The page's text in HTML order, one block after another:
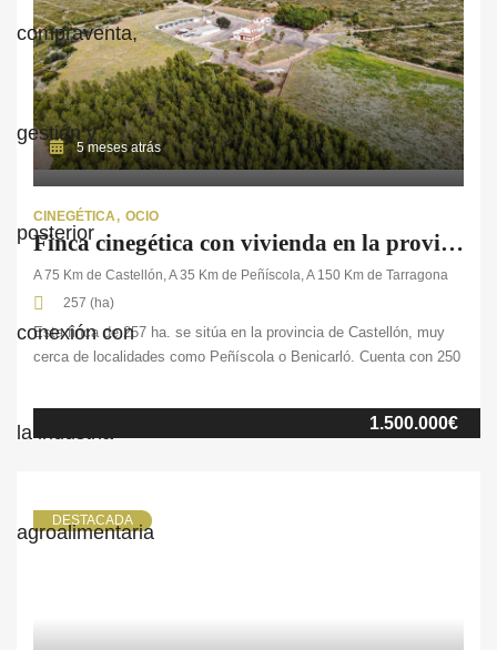
5 meses atrás
CINEGÉTICA OCIO
Finca cinegética con vivienda en la provincia de Castellón
A 75 Km de Castellón, A 35 Km de Peñíscola, A 150 Km de Tarragona
257 (ha)
Esta finca de 257 ha. se sitúa en la provincia de Castellón, muy
cerca de localidades como Peñíscola o Benicarló. Cuenta con 250
finca dispone de un Coto Privado de caza menor e intensivo
completamente vallado en todo su perímetro con tela1.500.000€
DESTACADA